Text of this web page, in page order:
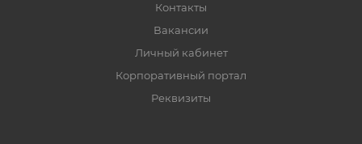
Контакты
Вакансии
Личный кабинет
Корпоративный портал
Реквизиты